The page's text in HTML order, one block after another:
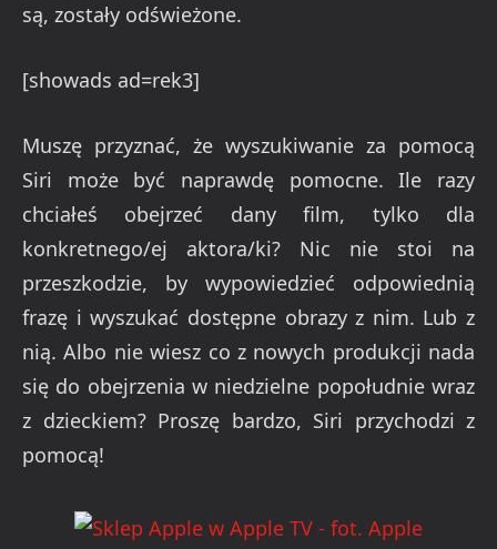
są, zostały odświeżone.
[showads ad=rek3]
Muszę przyznać, że wyszukiwanie za pomocą
Siri może być naprawdę pomocne. Ile razy
chciałeś obejrzeć dany film, tylko dla
konkretnego/ej aktora/ki? Nic nie stoi na
przeszkodzie, by wypowiedzieć odpowiednią
frazę i wyszukać dostępne obrazy z nim. Lub z
nią. Albo nie wiesz co z nowych produkcji nada
się do obejrzenia w niedzielne popołudnie wraz
z dzieckiem? Proszę bardzo, Siri przychodzi z
pomocą!